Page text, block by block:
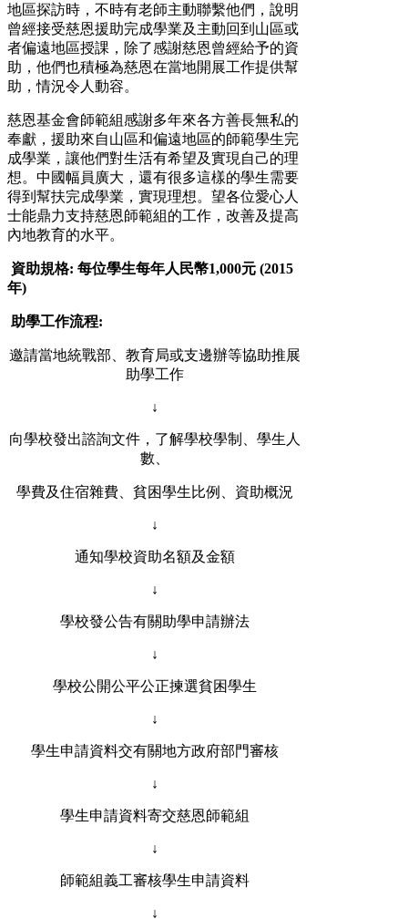
地區探訪時，不時有老師主動聯繫他們，說明
曾經接受慈恩援助完成學業及主動回到山區或
者偏遠地區授課，除了感謝慈恩曾經給予的資
助，他們也積極為慈恩在當地開展工作提供幫
助，情況令人動容。
慈恩基金會師範組感謝多年來各方善長無私的
奉獻，援助來自山區和偏遠地區的師範學生完
成學業，讓他們對生活有希望及實現自己的理
想。中國幅員廣大，還有很多這樣的學生需要
得到幫扶完成學業，實現理想。望各位愛心人
士能鼎力支持慈恩師範組的工作，改善及提高
內地教育的水平。
資助規格: 每位學生每年人民幣1,000元 (2015
年)
助學工作流程:
邀請當地統戰部、教育局或支邊辦等協助推展
助學工作
↓
向學校發出諮詢文件，了解學校學制、學生人
數、
學費及住宿雜費、貧困學生比例、資助概況
↓
通知學校資助名額及金額
↓
學校發公告有關助學申請辦法
↓
學校公開公平公正揀選貧困學生
↓
學生申請資料交有關地方政府部門審核
↓
學生申請資料寄交慈恩師範組
↓
師範組義工審核學生申請資料
↓